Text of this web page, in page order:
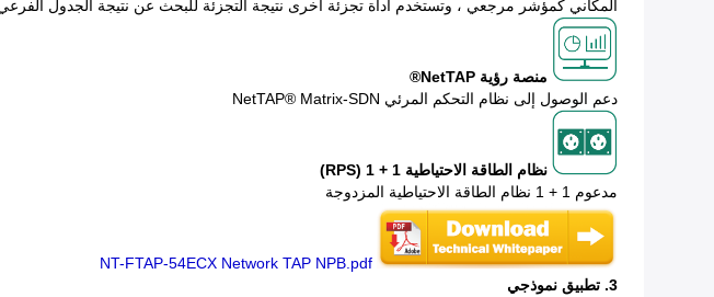
المكاني كمؤشر مرجعي ، وتستخدم أداة تجزئة أخرى نتيجة التجزئة للبحث عن نتيجة الجدول الفرعي
منصة رؤية NetTAP®
دعم الوصول إلى نظام التحكم المرئي NetTAP® Matrix-SDN
نظام الطاقة الاحتياطية 1 + 1 (RPS)
مدعوم 1 + 1 نظام الطاقة الاحتياطية المزدوجة
NT-FTAP-54ECX Network TAP NPB.pdf
3. تطبيق نموذجي